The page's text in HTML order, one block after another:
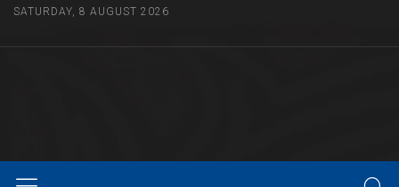
SATURDAY, 8 AUGUST 2026